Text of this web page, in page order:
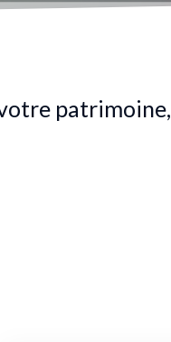
patrimoine,